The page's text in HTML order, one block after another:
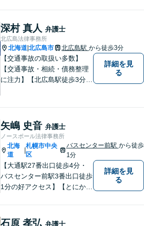
深村 真人 弁護士
北広島法律事務所
北海道 北広島市 北広島駅 から徒歩3分
【交通事故の取扱い多数】
【交通事故・相続・債務整理
に注力】【北広島駅徒歩3分】
続、交通事故、労働、企業法
務など、多岐に渡る分野に精
通しています。どうぞお気軽
にご連絡ください。
詳細を見
る
矢嶋 史音 弁護士
ノースポール法律事務所
北海
道
札幌市中央
区
バスセンター前駅 から徒歩
1分
【大通駅27番出口徒歩4分・
バスセンター前駅3番出口徒歩
1分の好アクセス】【とにかく
り】【相談だけでお悩みを解
決することもよくあります】
詳細を見
る
石原 孝弘 弁護士